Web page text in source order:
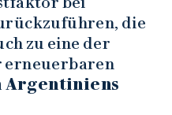
die
zu eine der
erneuerbaren